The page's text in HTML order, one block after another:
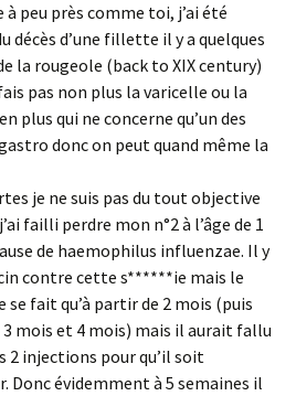
à peu près comme toi, j’ai été
décès d’une fillette il y a quelques
la rougeole (back to XIX century)
pas non plus la varicelle ou la
plus qui ne concerne qu’un des
donc on peut quand même la
je ne suis pas du tout objective
failli perdre mon n°2 à l’âge de 1
de haemophilus influenzae. Il y
contre cette s******ie mais le
se fait qu’à partir de 2 mois (puis
3 mois et 4 mois) mais il aurait fallu
2 injections pour qu’il soit
Donc évidemment à 5 semaines il